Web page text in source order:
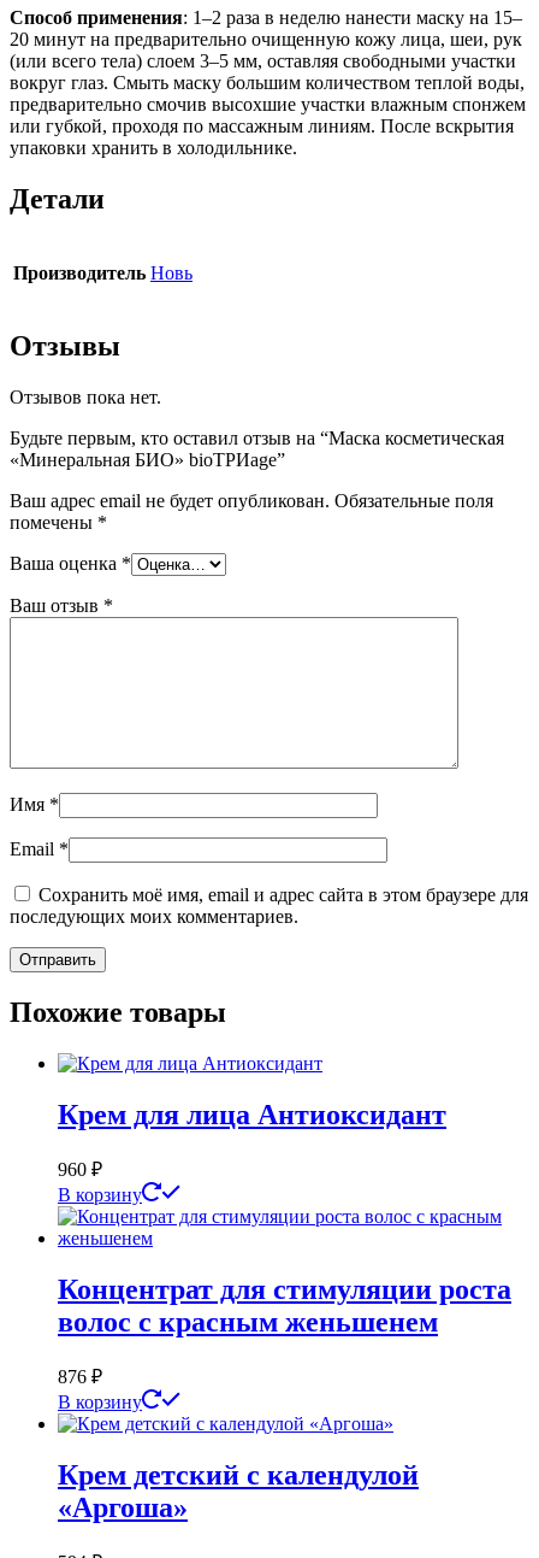
Способ применения: 1–2 раза в неделю нанести маску на 15–
20 минут на предварительно очищенную кожу лица, шеи, рук
(или всего тела) слоем 3–5 мм, оставляя свободными участки
вокруг глаз. Смыть маску большим количеством теплой воды,
предварительно смочив высохшие участки влажным спонжем
или губкой, проходя по массажным линиям. После вскрытия
упаковки хранить в холодильнике.
Детали
Производитель Новь
Отзывы
Отзывов пока нет.
Будьте первым, кто оставил отзыв на “Маска косметическая
«Минеральная БИО» bioТРИage”
Ваш адрес email не будет опубликован. Обязательные поля
помечены *
Ваша оценка *
Ваш отзыв *
Имя *
Email *
Сохранить моё имя, email и адрес сайта в этом браузере для
последующих моих комментариев.
Похожие товары
Крем для лица Антиоксидант
960 ₽
В корзину
Концентрат для стимуляции роста
волос с красным женьшенем
876 ₽
В корзину
Крем детский с календулой
«Аргоша»